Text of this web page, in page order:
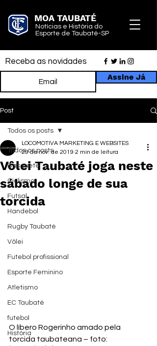
MOA TAUBATÉ
Notícias e História do
Esporte de Taubaté-SP
Receba as novidades
Assine Já
Post
Todos os posts
Basquete
Ciclismo
Futsal
Handebol
Rugby Taubaté
Vôlei
Futebol profissional
Esporte Feminino
Atletismo
EC Taubaté
futebol
História
Todos os posts
Vôlei Taubaté joga neste
sábado longe de sua
torcida
LOCOMOTIVA MARKETING E WEBSITES
29 de nov. de 2019 2 min de leitura
O líbero Rogerinho amado pela
torcida taubateana – foto: